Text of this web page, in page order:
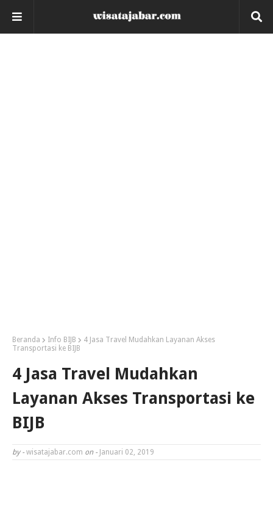
Beranda Info BIJB
4 Jasa Travel Mudahkan Layanan Akses
Transportasi ke BIJB
4 Jasa Travel Mudahkan
Layanan Akses Transportasi ke
BIJB
by - wisatajabar.com on - Januari 02, 2019